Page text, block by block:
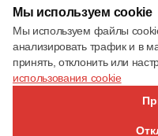
© 2017
Мы используем cookie
Мы используем файлы
анализировать трафик и в
принять, отклонить или
использования cookie